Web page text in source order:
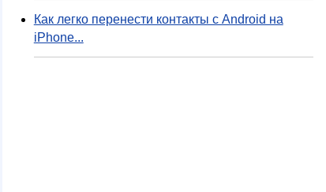
Как легко перенести контакты с Android на
iPhone...